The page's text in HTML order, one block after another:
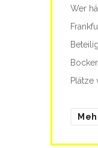
Wer
Plätze